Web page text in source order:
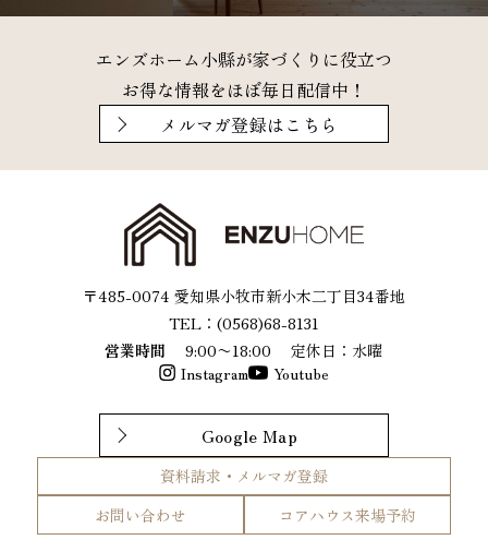
エンズホーム小縣が家づくりに役立つ
お得な情報をほぼ毎日配信中！
メルマガ登録はこちら
〒485-0074 愛知県小牧市新小木二丁目34番地
TEL：(0568)68-8131
営業時間
9:00〜18:00
定休日：水曜
Instagram
Youtube
Google Map
資料請求・メルマガ登録
お問い合わせ
コアハウス来場予約